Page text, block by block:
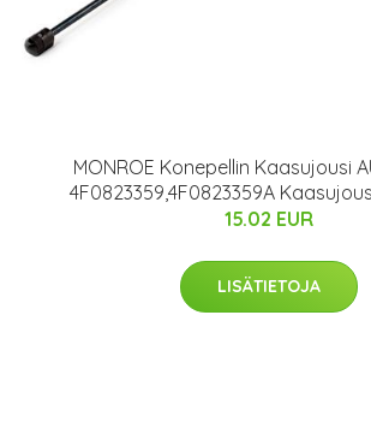
MONROE Konepellin Kaasujousi
4F0823359,4F0823359A
15.02 EUR
LISÄTIETOJA